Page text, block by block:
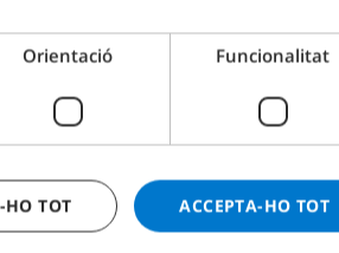
SPANISH
CATALAN
DANISH
Orientació Funcionalitat
ACCEPTA-HO TOT
HO TOT